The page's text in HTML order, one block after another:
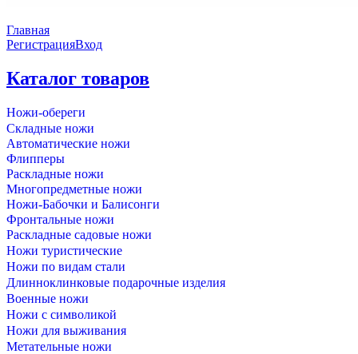
Главная
РегистрацияВход
Каталог товаров
Ножи-обереги
Складные ножи
Автоматические ножи
Флипперы
Раскладные ножи
Многопредметные ножи
Ножи-Бабочки и Балисонги
Фронтальные ножи
Раскладные садовые ножи
Ножи туристические
Ножи по видам стали
Длинноклинковые подарочные изделия
Военные ножи
Ножи с символикой
Ножи для выживания
Метательные ножи